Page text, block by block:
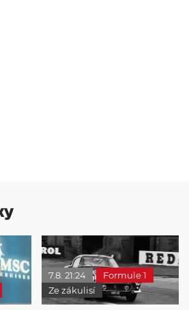
7.8. 21:24
Formule 1
Ze zákulisí